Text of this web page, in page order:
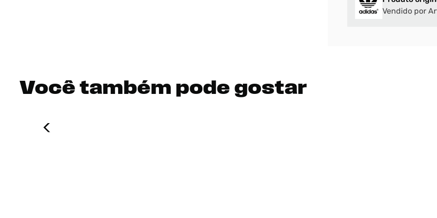
Vendido por
Você também pode gostar